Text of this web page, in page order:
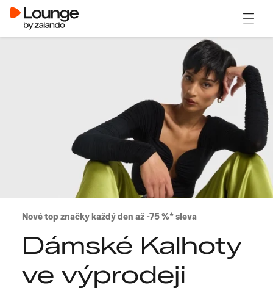
Nové top značky každý den až -75 %* sleva
Dámské Kalhoty
ve výprodeji